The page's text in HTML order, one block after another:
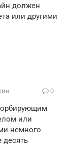
должен
или другими
0
или
немного
десять